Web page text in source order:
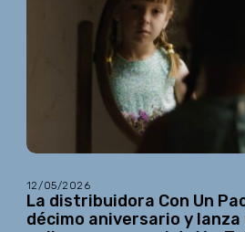
12/05/2026
La distribuidora Con Un
décimo aniversario y